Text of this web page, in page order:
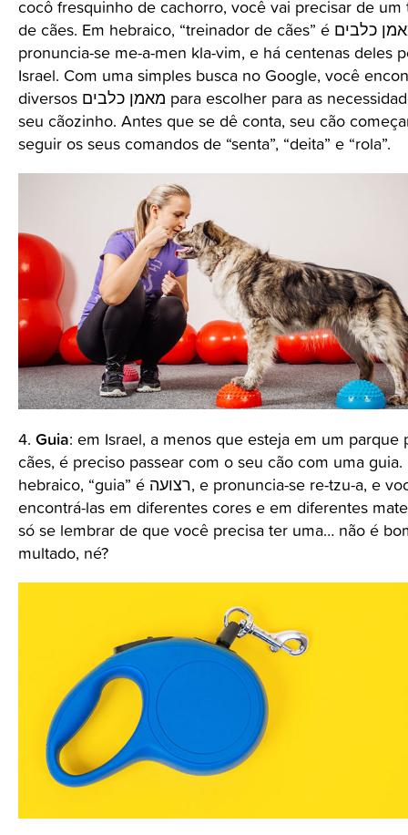
cocô fresquinho de cachorro, você vai precisar de um
de cães. Em hebraico, “treinador de cães” é מאמן כלבים,
pronuncia-se me-a-men kla-vim, e há centenas deles
Israel. Com uma simples busca no Google, você
diversos מאמן כלבים para escolher para as necessidades do
seu cãozinho. Antes que se dê conta, seu cão
seguir os seus comandos de “senta”, “deita” e “rola”.
4. Guia: em Israel, a menos que esteja em um parque
cães, é preciso passear com o seu cão com uma guia.
hebraico, “guia” é רצועה, e pronuncia-se re-tzu-a, e você pode
encontrá-las em diferentes cores e em diferentes
só se lembrar de que você precisa ter uma… não é
multado, né?